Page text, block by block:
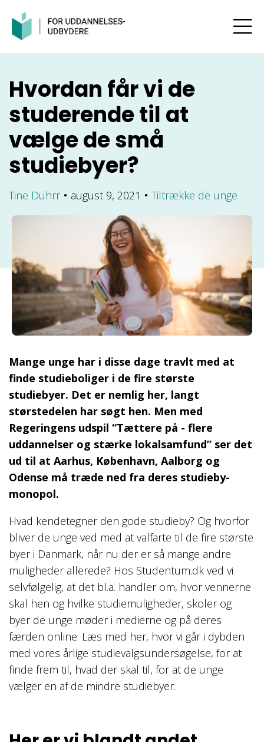
Hvordan får vi de
studerende til at
vælge de små
studiebyer?
Tine Dührr● august 9, 2021 ● Tiltrække de unge
Mange unge har i disse dage travlt med at
finde studieboliger i de fire største
studiebyer. Det er nemlig her, langt
størstedelen har søgt hen. Men med
Regeringens udspil “Tættere på - flere
uddannelser og stærke lokalsamfund” ser det
ud til at Aarhus, København, Aalborg og
Odense må træde ned fra deres studieby-
monopol.
Hvad kendetegner den gode studieby? Og hvorfor
bliver de unge ved med at valfarte til de fire største
byer i Danmark, når nu der er så mange andre
muligheder allerede? Hos Studentum.dk ved vi
selvfølgelig, at det bl.a. handler om, hvor vennerne
skal hen og hvilke studiemuligheder, skoler og
byer de unge møder i medierne og på deres
færden online. Læs med her, hvor vi går i dybden
med vores årlige studievalgsundersøgelse, for at
finde frem til, hvad der skal til, for at de unge
vælger en af de mindre studiebyer.